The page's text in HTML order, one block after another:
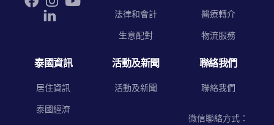
法律和會計
生意配對
醫療轉介
物流服務
泰國資訊
居住資訊
泰國經濟
活動及新聞
活動及新聞
聯絡我們
聯絡我們
微信聯絡方式：